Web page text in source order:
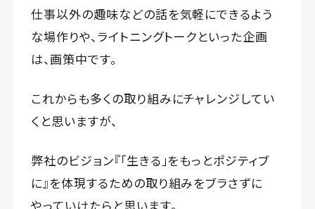
仕事以外の趣味などの話を気軽にできるよう
な場作りや、ライトニングトークといった企画
は、画策中です。
これからも多くの取り組みにチャレンジしてい
くと思いますが、
弊社のビジョン『「生きる」をもっとポジティブ
に』を体現するための取り組みをブラさずに
やっていけたらと思います。